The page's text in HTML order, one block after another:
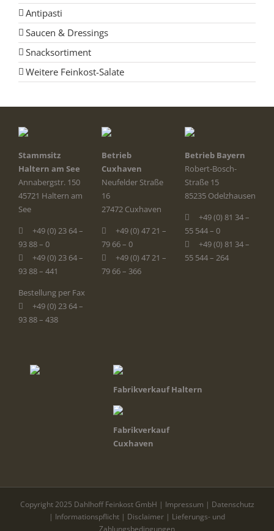
Antipasti
Saucen & Dressings
Snacksortiment
Weitere Feinkost-Salate
Stammsitz
Haltern am See
Annabergstr. 150
45721 Haltern am
See
+49 (0) 23 64 –
93 88 – 0
+49 (0) 23 64 –
93 88 – 441
Bestellung per Fax
+49 (0) 23 64 –
93 88 – 438
Betrieb
Cuxhaven
Neufelder Straße
16
27472 Cuxhaven
+49 (0) 47 21 –
79 66 – 0
+49 (0) 47 21 –
79 66 – 366
Betrieb Bayern
Robert-Bosch-
Straße 15
85235 Odelzhausen
+49 (0) 81 34 –
55 544 – 0
+49 (0) 81 34 –
55 544 – 264
Fabrikverkauf Haltern
Fabrikverkauf
Cuxhaven
Copyright 2025 Dahlhoff Feinkost GmbH | Impressum | Datenschutz
| Informationspflicht | Disclaimer | Lieferungs- und
Zahlungsbedingungen